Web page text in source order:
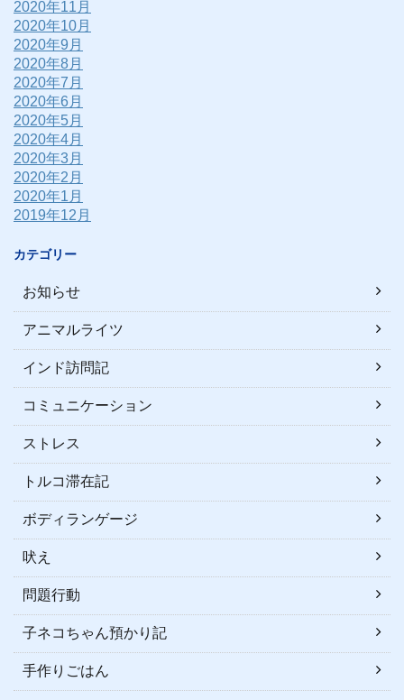
2020年11月
2020年10月
2020年9月
2020年8月
2020年7月
2020年6月
2020年5月
2020年4月
2020年3月
2020年2月
2020年1月
2019年12月
カテゴリー
お知らせ
アニマルライツ
インド訪問記
コミュニケーション
ストレス
トルコ滞在記
ボディランゲージ
吠え
問題行動
子ネコちゃん預かり記
手作りごはん